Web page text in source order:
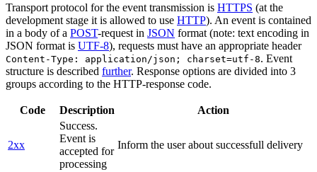
Transport protocol for the event transmission is HTTPS (at the
development stage it is allowed to use HTTP). An event is contained
in a body of a POST-request in JSON format (note: text encoding in
JSON format is UTF-8), requests must have an appropriate header
Content-Type: application/json; charset=utf-8. Event
structure is described further. Response options are divided into 3
groups according to the HTTP-response code.
Code Description Action
2xx
Success.
Event is
accepted for
processing
Inform the user about successfull delivery